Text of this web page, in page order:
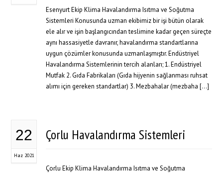
Esenyurt Ekip Klima Havalandırma Isıtma ve Soğutma
Sistemleri Konusunda uzman ekibimiz bir işi bütün olarak
ele alır ve işin başlangıcından teslimine kadar geçen süreçte
aynı hassasiyetle davranır, havalandırma standartlarına
uygun çözümler konusunda uzmanlaşmıştır. Endüstriyel
Havalandırma Sistemlerinin tercih alanları; 1. Endüstriyel
Mutfak 2. Gıda Fabrikaları (Gıda hijyenin sağlanması ruhsat
alımı için gereken standartlar) 3. Mezbahalar (mezbaha […]
22
Haz 2021
Çorlu Havalandırma Sistemleri
Çorlu Ekip Klima Havalandırma Isıtma ve Soğutma